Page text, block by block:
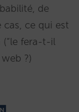
de
ce qui est
(“le fera-t-il
?)